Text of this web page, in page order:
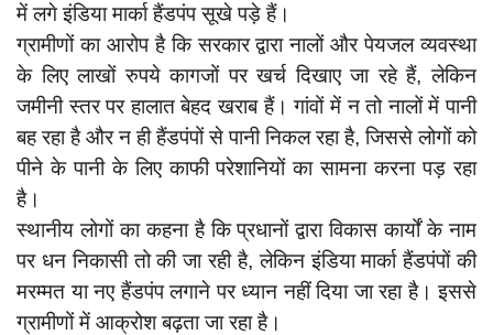
editors-pick
other
Login
Register
English
में लगे इंडिया मार्का हैंडपंप सूखे पड़े हैं।
ग्रामीणों का आरोप है कि सरकार द्वारा नालों और पेयजल व्यवस्था
के लिए लाखों रुपये कागजों पर खर्च दिखाए जा रहे हैं, लेकिन
जमीनी स्तर पर हालात बेहद खराब हैं। गांवों में न तो नालों में पानी
बह रहा है और न ही हैंडपंपों से पानी निकल रहा है, जिससे लोगों को
पीने के पानी के लिए काफी परेशानियों का सामना करना पड़ रहा
है।
स्थानीय लोगों का कहना है कि प्रधानों द्वारा विकास कार्यों के नाम
पर धन निकासी तो की जा रही है, लेकिन इंडिया मार्का हैंडपंपों की
मरम्मत या नए हैंडपंप लगाने पर ध्यान नहीं दिया जा रहा है। इससे
ग्रामीणों में आक्रोश बढ़ता जा रहा है।